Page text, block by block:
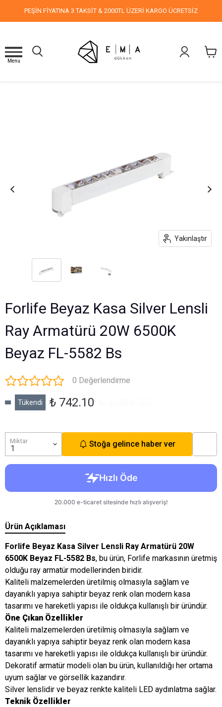
PEŞİN FİYATINA 3 TAKSİT & 2000TL ÜZERİ KARGO ÜCRETSİZ
Menu
Yakınlaştır
Forlife Beyaz Kasa Silver Lensli
Ray Armatürü 20W 6500K
Beyaz FL-5582 Bs
0 Değerlendirme
Tükendi ₺ 742.10
Miktar Stoğa gelince haber ver
Ürün Açıklaması
Forlife Beyaz Kasa Silver Lensli Ray Armatürü 20W
6500K Beyaz FL-5582 Bs, bu ürün, Forlife markasının üretmiş
olduğu ray armatür modellerinden biridir.
Kaliteli malzemelerden üretilmiş olmasıyla sağlam ve
dayanıklı yapıya sahiptir beyaz renk olan modern kasa
tasarımı ve hareketli yapısı ile oldukça kullanışlı bir üründür.
Öne Çıkan Özellikler
Kaliteli malzemelerden üretilmiş olmasıyla sağlam ve
dayanıklı yapıya sahiptir beyaz renk olan modern kasa
tasarımı ve hareketli yapısı ile oldukça kullanışlı bir üründür.
Dekoratif armatür modeli olan bu ürün, kullanıldığı her ortama
uyum sağlar ve görsellik kazandırır.
Silver lenslidir ve beyaz renkte kaliteli LED aydınlatma sağlar.
Teknik Özellikler